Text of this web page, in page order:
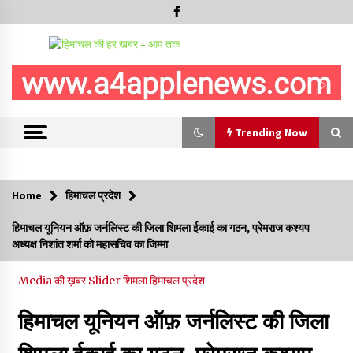
Trending Now
रामपुर नगर परिषद के पिछले 5 वर्षों के कार्यों की होगी समीक्षा, अनियमितता मिली
तो होगी जांच : करण शर्मा
09/08/2026
09/08/2026
Home हिमाचल प्रदेश
हिमाचल यूनियन ऑफ़ जर्नलिस्ट की जिला शिमला ईकाई का गठन, प्रेमराज कश्यप
अध्यक्ष निशांत शर्मा को महासचिव का जिम्मा
Media की ख़बरSliderशिमलाहिमाचल प्रदेश
हिमाचल यूनियन ऑफ़ जर्नलिस्ट की जिला